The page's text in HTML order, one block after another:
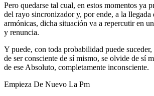
Pero quedarse tal cual, en estos momentos ya
del rayo sincronizador y, por ende, a la llegada
armónicas, dicha situación va a repercutir en
y renuncia.
Y puede, con toda probabilidad puede
de ser consciente de sí mismo, se olvide de sí
de ese Absoluto, completamente inconsciente.
Empieza De Nuevo La Pm